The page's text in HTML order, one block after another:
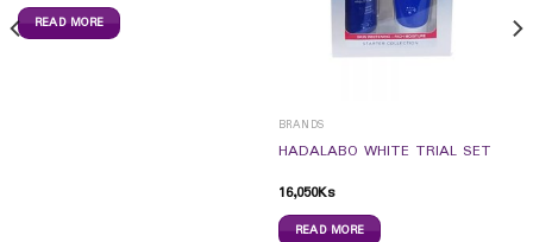
READ MORE
BRANDS
HADALABO WHITE TRIAL SET
16,050Ks
READ MORE